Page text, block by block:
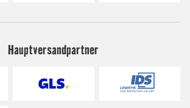
Hauptversandpartner